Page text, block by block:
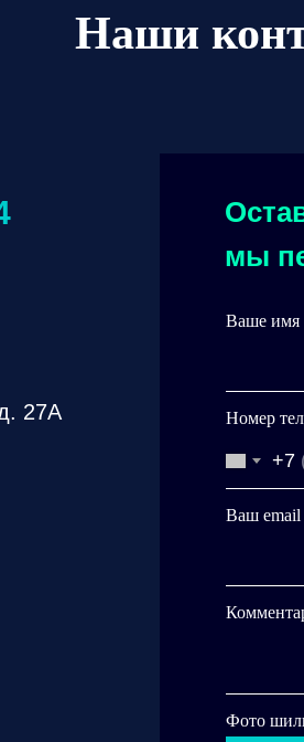
Наши
мы
Ваше имя
Номер
+7
Ваш email
Фото
27А